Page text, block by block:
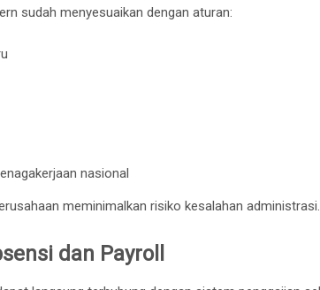
sudah menyesuaikan dengan aturan:
nasional
meminimalkan risiko kesalahan administrasi.
dan Payroll